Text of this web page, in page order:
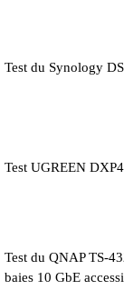
Test du Synology
Test UGREEN
Test du QNAP TS-
baies 10 GbE